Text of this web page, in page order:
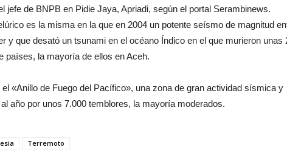
jefe de BNPB en Pidie Jaya, Apriadi, según el portal Serambinews.
es la misma en la que en 2004 un potente seísmo de magnitud
y que desató un tsunami en el océano Índico en el que murieron unas
países, la mayoría de ellos en Aceh.
«Anillo de Fuego del Pacífico», una zona de gran actividad sísmica y
año por unos 7.000 temblores, la mayoría moderados.
Terremoto